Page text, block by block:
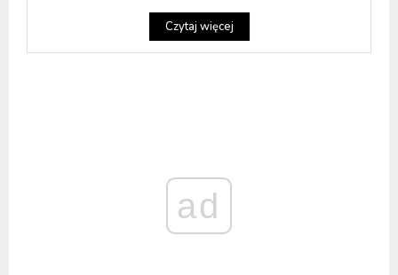
Czytaj więcej
ad